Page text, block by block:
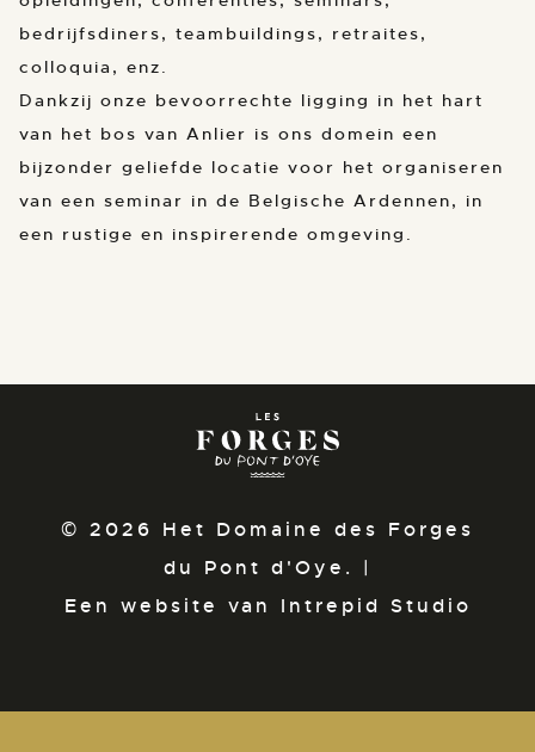
bedrijfsdiners, teambuildings, retraites,
colloquia, enz.
Dankzij onze bevoorrechte ligging in het hart
van het bos van Anlier is ons domein een
bijzonder geliefde locatie voor het organiseren
van een seminar in de Belgische Ardennen, in
een rustige en inspirerende omgeving.
© 2026 Het Domaine des Forges
du Pont d'Oye. |
Een website van Intrepid Studio